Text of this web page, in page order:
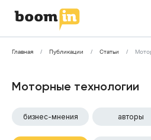
Главная Публикации Статьи
Моторные технологии
бизнес-мнения авторы